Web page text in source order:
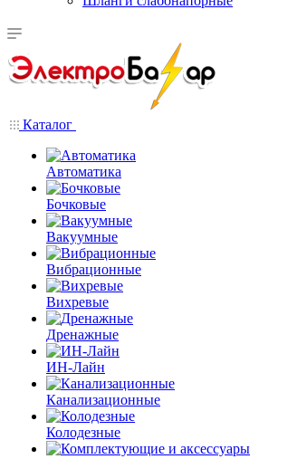
Каталог
Автоматика
Бочковые
Вакуумные
Вибрационные
Вихревые
Дренажные
ИН-Лайн
Канализационные
Колодезные